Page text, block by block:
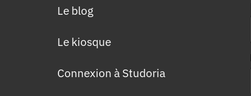
Le blog
Le kiosque
Connexion à Studoria